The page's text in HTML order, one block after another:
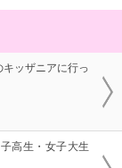
キッザニアに行っ
高生・女子大生